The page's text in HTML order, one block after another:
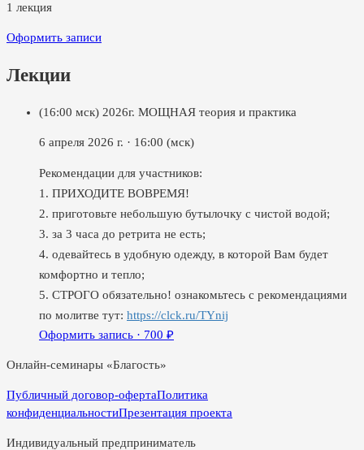
1 лекция
Оформить записи
Лекции
(16:00 мск) 2026г. МОЩНАЯ теория и практика
6 апреля 2026 г. · 16:00 (мск)
Рекомендации для участников:
1. ПРИХОДИТЕ ВОВРЕМЯ!
2. приготовьте небольшую бутылочку с чистой водой;
3. за 3 часа до ретрита не есть;
4. одевайтесь в удобную одежду, в которой Вам будет
комфортно и тепло;
5. СТРОГО обязательно! ознакомьтесь с рекомендациями
по молитве тут: https://clck.ru/TYnij
Оформить запись · 700 ₽
Онлайн-семинары «Благость»
Публичный договор-офертаПолитика
конфиденциальностиПрезентация проекта
Индивидуальный предприниматель